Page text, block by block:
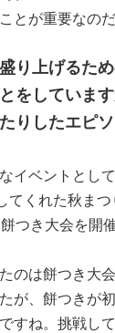
とが重要なのだ
り上げるた
をしていま
りしたエピ
イベントとし
てくれた秋まつ
つき大会を開
のは餅つき大
が、餅つきが
すね。挑戦し